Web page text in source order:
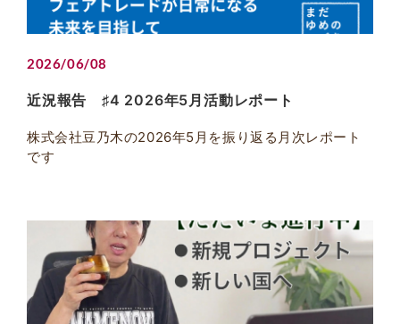
2026/06/08
近況報告 ♯4 2026年5月活動レポート
株式会社豆乃木の2026年5月を振り返る月次レポート
です